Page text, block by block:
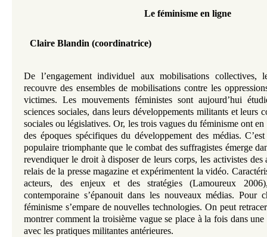
Le féminisme en ligne
Claire Blandin (coordinatrice)
De l’engagement individuel aux mobilisations collectives,
recouvre des ensembles de mobilisations contre les
victimes. Les mouvements féministes sont aujourd’hui
sciences sociales, dans leurs développements militants et leurs
sociales ou législatives. Or, les trois vagues du féminisme ont en
des époques spécifiques du développement des médias.
populaire triomphante que le combat des suffragistes émerge
revendiquer le droit à disposer de leurs corps, les activistes des
relais de la presse magazine et expérimentent la vidéo.
acteurs, des enjeux et des stratégies (Lamoureux
contemporaine s’épanouit dans les nouveaux médias. Pour
féminisme s’empare de nouvelles technologies. On peut
montrer comment la troisième vague se place à la fois dans
avec les pratiques militantes antérieures.